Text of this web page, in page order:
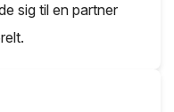
sig til en partner